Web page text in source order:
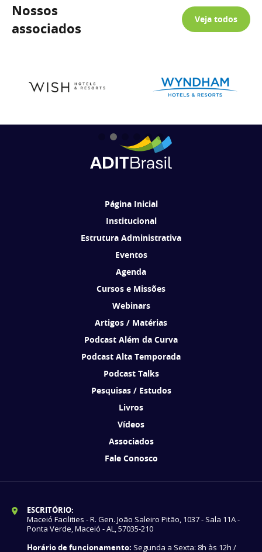
Nossos
associados
Veja todos
Página Inicial
Institucional
Estrutura Administrativa
Eventos
Agenda
Cursos e Missões
Webinars
Artigos / Matérias
Podcast Além da Curva
Podcast Alta Temporada
Podcast Talks
Pesquisas / Estudos
Livros
Vídeos
Associados
Fale Conosco
ESCRITÓRIO:
Maceió Facilities - R. Gen. João Saleiro Pitão, 1037 - Sala 11A -
Ponta Verde, Maceió - AL, 57035-210
Horário de funcionamento: Segunda a Sexta: 8h às 12h /